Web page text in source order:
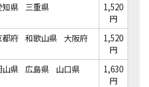
知県 三重県
1,520
円
都府 和歌山県
大阪府
1,520
円
山県 広島県 山口県
1,630
円